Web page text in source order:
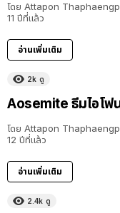
โดย Attapon
11 ปีที่แล้ว
อ่านเพิ่มเติม
2k ดู
Aosemite ธีมไอโฟ
โดย Attapon
12 ปีที่แล้ว
อ่านเพิ่มเติม
2.4k ดู